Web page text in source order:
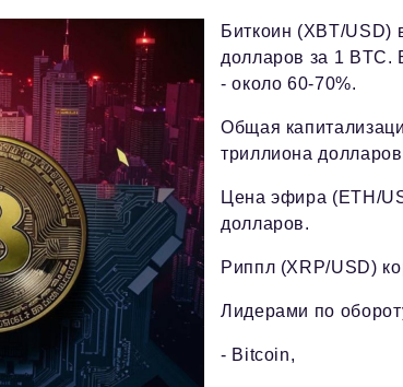
Биткоин (XBT/USD)
долларов за 1 BTC.
- около 60-70%.
Общая
триллиона
Цена эфира (ETH/
долларов.
Риппл (XRP/USD)
Лидерами по
- Bitcoin,